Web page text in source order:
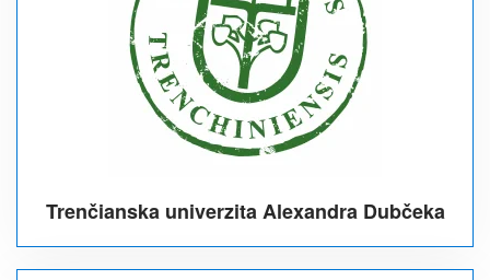
Trenčianska univerzita Alexandra Dubčeka